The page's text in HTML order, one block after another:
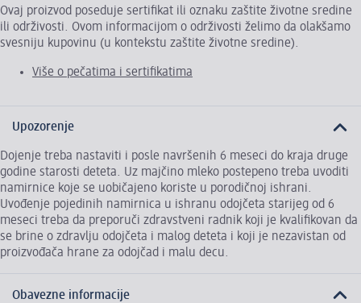
Ovaj proizvod poseduje sertifikat ili oznaku zaštite životne sredine
ili održivosti. Ovom informacijom o održivosti želimo da olakšamo
svesniju kupovinu (u kontekstu zaštite životne sredine).
Više o pečatima i sertifikatima
Upozorenje
Dojenje treba nastaviti i posle navršenih 6 meseci do kraja druge
godine starosti deteta. Uz majčino mleko postepeno treba uvoditi
namirnice koje se uobičajeno koriste u porodičnoj ishrani.
Uvođenje pojedinih namirnica u ishranu odojčeta starijeg od 6
meseci treba da preporuči zdravstveni radnik koji je kvalifikovan da
se brine o zdravlju odojčeta i malog deteta i koji je nezavistan od
proizvođača hrane za odojčad i malu decu.
Obavezne informacije